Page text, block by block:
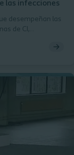
las infecciones
desempeñan las
de CI,